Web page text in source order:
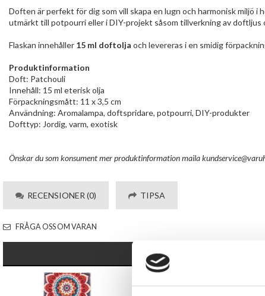
Doften är perfekt för dig som vill skapa en lugn och harmonisk miljö
utmärkt till potpourri eller i DIY-projekt såsom tillverkning av doftljus
Flaskan innehåller 15 ml doftolja och levereras i en smidig
Produktinformation
Doft: Patchouli
Innehåll: 15 ml eterisk olja
Förpackningsmått: 11 x 3,5 cm
Användning: Aromalampa, doftspridare, potpourri, DIY-produkter
Dofttyp: Jordig, varm, exotisk
Önskar du som konsument mer produktinformation maila
RECENSIONER (0) TIPSA
FRÅGA OSS OM VARAN